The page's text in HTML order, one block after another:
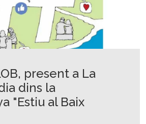
present a La
dins la
"Estiu al Baix